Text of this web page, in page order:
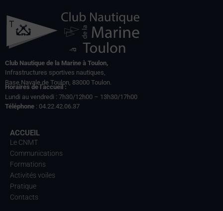
Club Nautique de la Marine à Toulon,
Infrastructures sportives nautiques,
Base Navale de Toulon, 83000 Toulon.
Horaires de l’accueil :
Lundi au vendredi : 7h30/12h00 – 13h30/17h00
Téléphone : 04.22.42.06.37
ACCUEIL
Le CNMT
Communications
Formations
Activités voiles
Pratique
Contacts